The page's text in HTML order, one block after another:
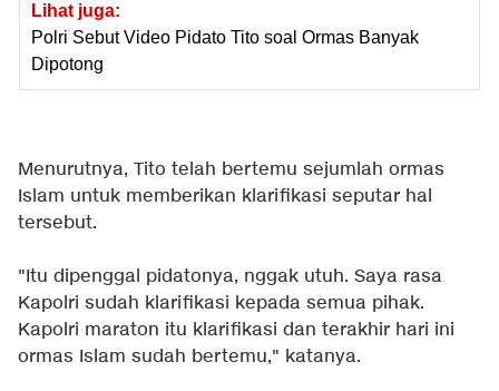
Lihat juga:
Polri Sebut Video Pidato Tito soal Ormas Banyak
Dipotong
Menurutnya, Tito telah bertemu sejumlah ormas
Islam untuk memberikan klarifikasi seputar hal
tersebut.
"Itu dipenggal pidatonya, nggak utuh. Saya rasa
Kapolri sudah klarifikasi kepada semua pihak.
Kapolri maraton itu klarifikasi dan terakhir hari ini
ormas Islam sudah bertemu," katanya.